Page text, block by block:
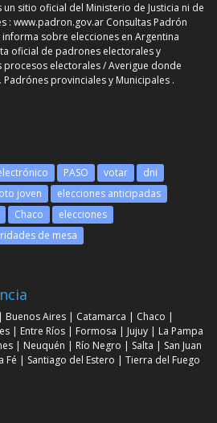
un sitio oficial del Ministerio de Justicia ni de
:www.padron.gov.ar Consultas Padrón
sobre elecciones en Argentina
oficial de padrones electorales y
electorales / Averigue donde
provinciales y Municipales .
PASO votar
dni
joven
elecciones anticipadas
Chaco
elecciones
de mesa
| Buenos Aires | Catamarca | Chaco |
| Entre Ríos | Formosa | Jujuy | La Pampa
| Neuquén | Río Negro | Salta | San Juan
Fé | Santiago del Estero |Tierra del Fuego